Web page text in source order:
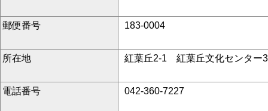
郵便番号 183-0004
所在地 紅葉丘2-1 紅葉丘文化センター
電話番号 042-360-7227